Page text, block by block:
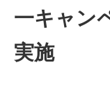
一キャン
実施